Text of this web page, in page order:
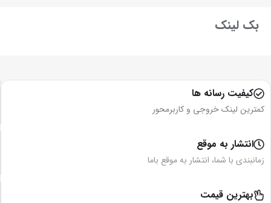
بک لینک
کیفیت رسانه ها
کمترین لینک خروجی و کاربرمحور
انتشار به موقع
زمانبندی با شما، انتشار به موقع باما
بهترین قیمت